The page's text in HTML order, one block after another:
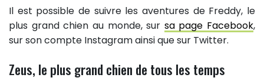
Il est possible de suivre les aventures de Freddy, le
plus grand chien au monde, sur sa page Facebook,
sur son compte Instagram ainsi que sur Twitter.
Zeus, le plus grand chien de tous les temps